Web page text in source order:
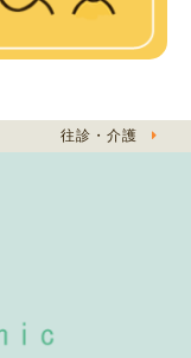
往診・介護